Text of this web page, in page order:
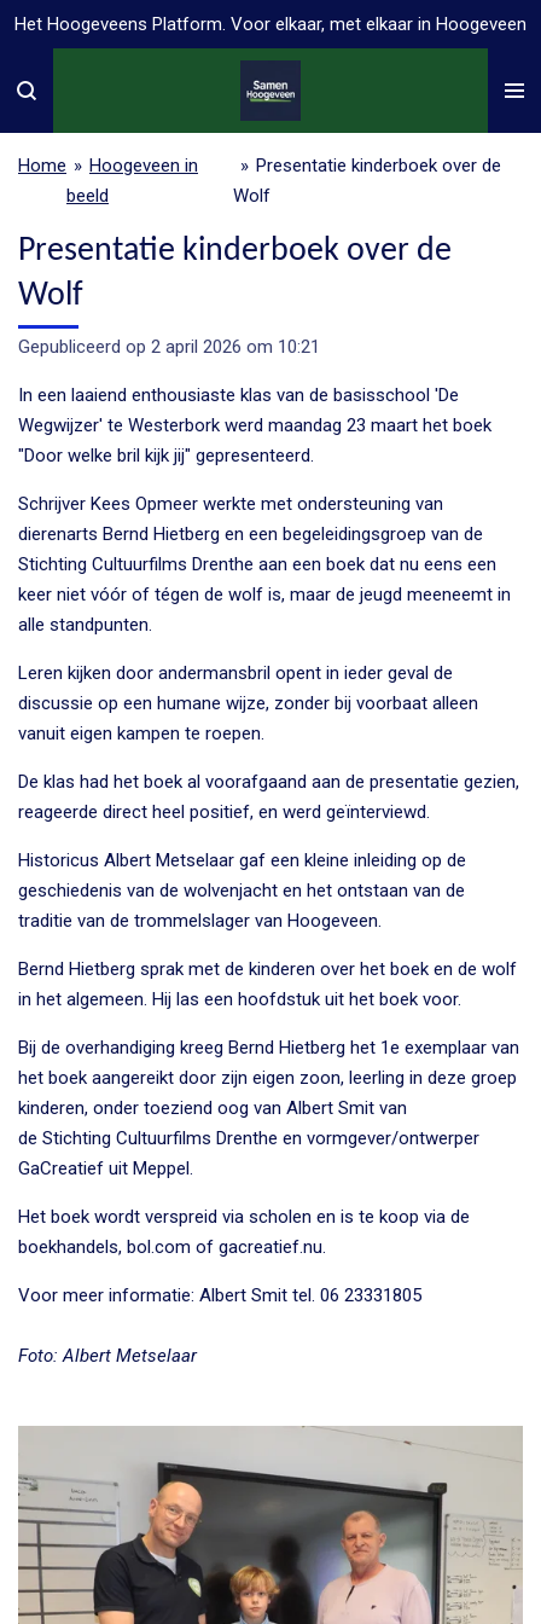
Ga
naar
Het Hoogeveens Platform. Voor elkaar, met elkaar in Hoogeveen
Home » Hoogeveen in
beeld
» Presentatie kinderboek over de
Wolf
Presentatie kinderboek over de
Wolf
Gepubliceerd op 2 april 2026 om 10:21
In een laaiend enthousiaste klas van de basisschool 'De
Wegwijzer' te Westerbork werd maandag 23 maart het boek
"Door welke bril kijk jij" gepresenteerd.
Schrijver Kees Opmeer werkte met ondersteuning van
dierenarts Bernd Hietberg en een begeleidingsgroep van de
Stichting Cultuurfilms Drenthe aan een boek dat nu eens een
keer niet vóór of tégen de wolf is, maar de jeugd meeneemt in
alle standpunten.
Leren kijken door andermansbril opent in ieder geval de
discussie op een humane wijze, zonder bij voorbaat alleen
vanuit eigen kampen te roepen.
De klas had het boek al voorafgaand aan de presentatie gezien,
reageerde direct heel positief, en werd geïnterviewd.
Historicus Albert Metselaar gaf een kleine inleiding op de
geschiedenis van de wolvenjacht en het ontstaan van de
traditie van de trommelslager van Hoogeveen.
Bernd Hietberg sprak met de kinderen over het boek en de wolf
in het algemeen. Hij las een hoofdstuk uit het boek voor.
Bij de overhandiging kreeg Bernd Hietberg het 1e exemplaar van
het boek aangereikt door zijn eigen zoon, leerling in deze groep
kinderen, onder toeziend oog van Albert Smit van
de Stichting Cultuurfilms Drenthe en vormgever/ontwerper
GaCreatief uit Meppel.
Het boek wordt verspreid via scholen en is te koop via de
boekhandels, bol.com of gacreatief.nu.
Voor meer informatie: Albert Smit tel. 06 23331805
Foto: Albert Metselaar